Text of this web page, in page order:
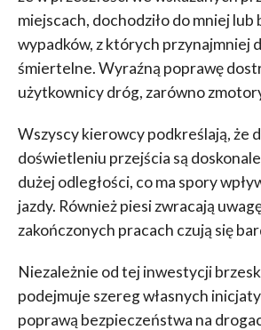
miejscach, dochodziło do mniej
wypadków, z których przynajmniej
śmiertelne. Wyraźną poprawę
użytkownicy dróg, zarówno
Wszyscy kierowcy podkreślają, że
doświetleniu przejścia są
dużej odległości, co ma spory
jazdy. Również piesi zwracają
zakończonych pracach czują się
Niezależnie od tej inwestycji
podejmuje szereg własnych
poprawą bezpieczeństwa na